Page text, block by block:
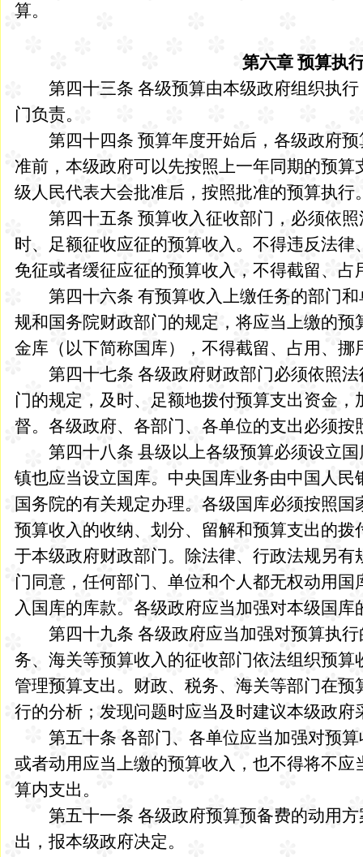
算。
第六章 预算执
第四十三条 各级预算由本级政府组织执行
门负责。
第四十四条 预算年度开始后，各级政府预
准前，本级政府可以先按照上一年同期的预
级人民代表大会批准后，按照批准的预算执行
第四十五条 预算收入征收部门，必须依照
时、足额征收应征的预算收入。不得违反法
免征或者缓征应征的预算收入，不得截留、占
第四十六条 有预算收入上缴任务的部门和
规和国务院财政部门的规定，将应当上缴的
金库（以下简称国库），不得截留、占用、挪
第四十七条 各级政府财政部门必须依照法
门的规定，及时、足额地拨付预算支出资金
督。各级政府、各部门、各单位的支出必须按
第四十八条 县级以上各级预算必须设立国
镇也应当设立国库。中央国库业务由中国人
国务院的有关规定办理。各级国库必须按照
预算收入的收纳、划分、留解和预算支出的
于本级政府财政部门。除法律、行政法规另
门同意，任何部门、单位和个人都无权动用
入国库的库款。各级政府应当加强对本级国库
第四十九条 各级政府应当加强对预算执行
务、海关等预算收入的征收部门依法组织预
管理预算支出。财政、税务、海关等部门在
行的分析；发现问题时应当及时建议本级政府
第五十条 各部门、各单位应当加强对预算
或者动用应当上缴的预算收入，也不得将不
算内支出。
第五十一条 各级政府预算预备费的动用方
出，报本级政府决定。